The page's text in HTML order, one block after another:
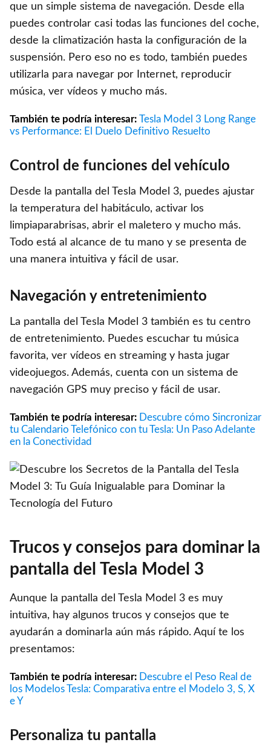
que un simple sistema de navegación. Desde ella
puedes controlar casi todas las funciones del coche,
desde la climatización hasta la configuración de la
suspensión. Pero eso no es todo, también puedes
utilizarla para navegar por Internet, reproducir
música, ver vídeos y mucho más.
También te podría interesar: Tesla Model 3 Long Range
vs Performance: El Duelo Definitivo Resuelto
Control de funciones del vehículo
Desde la pantalla del Tesla Model 3, puedes ajustar
la temperatura del habitáculo, activar los
limpiaparabrisas, abrir el maletero y mucho más.
Todo está al alcance de tu mano y se presenta de
una manera intuitiva y fácil de usar.
Navegación y entretenimiento
La pantalla del Tesla Model 3 también es tu centro
de entretenimiento. Puedes escuchar tu música
favorita, ver vídeos en streaming y hasta jugar
videojuegos. Además, cuenta con un sistema de
navegación GPS muy preciso y fácil de usar.
También te podría interesar: Descubre cómo Sincronizar
tu Calendario Telefónico con tu Tesla: Un Paso Adelante
en la Conectividad
Trucos y consejos para dominar la
pantalla del Tesla Model 3
Aunque la pantalla del Tesla Model 3 es muy
intuitiva, hay algunos trucos y consejos que te
ayudarán a dominarla aún más rápido. Aquí te los
presentamos:
También te podría interesar: Descubre el Peso Real de
los Modelos Tesla: Comparativa entre el Modelo 3, S, X
e Y
Personaliza tu pantalla